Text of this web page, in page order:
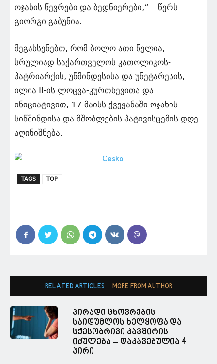
ოჯახის წევრები და ბედნიერები,“ – წერს
გიორგი გაბუნია.
შეგახსენებთ, რომ ბოლო ათი წელია,
სრულიად საქართველოს კათოლიკოს-
პატრიარქის, უწმინდესისა და უნეტარესის,
ილია II-ის ლოცვა-კურთხევითა და
ინიციატივით, 17 მაისს ქვეყანაში ოჯახის
სიწმინდისა და მშობლების პატივისცემის დღე
აღინიშნება.
TAGS TOP
RELATED ARTICLES MORE FROM AUTHOR
პირადი ცხოვრების
საიდუმლოს ხელყოფა და
სქესობრივი კავშირის
იძულება – დაკავებულია 4
პირი